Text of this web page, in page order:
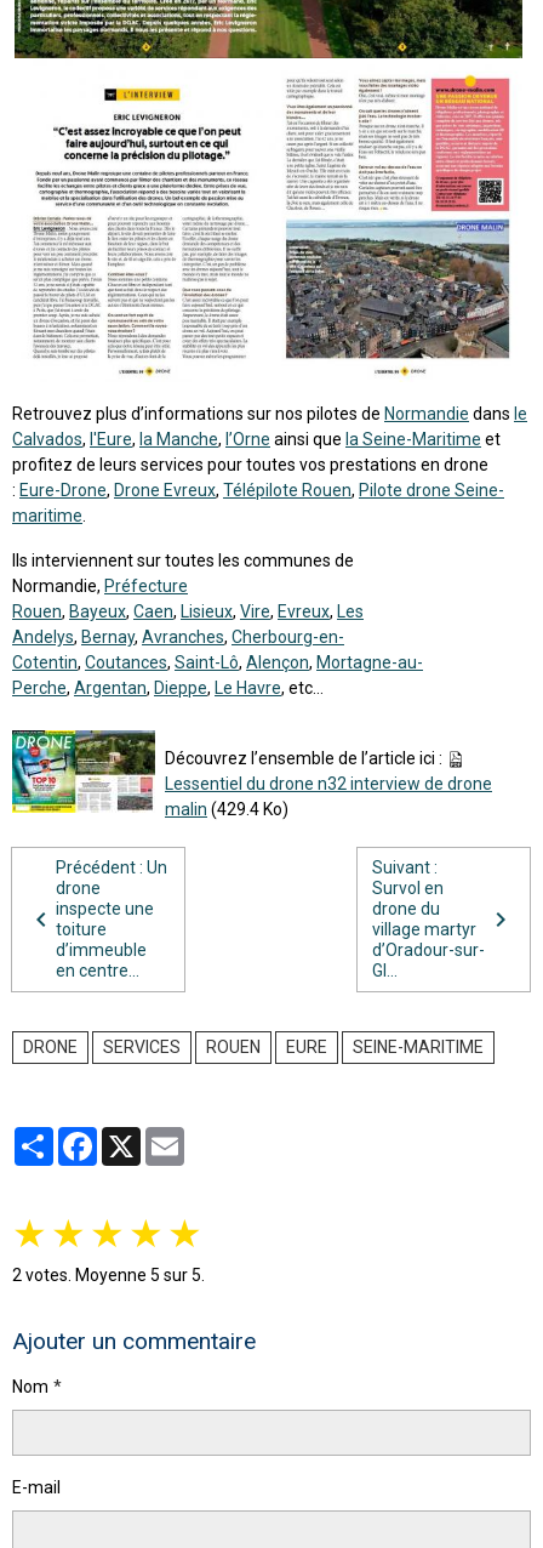
Retrouvez plus d’informations sur nos pilotes de Normandie dans le
Calvados, l'Eure, la Manche, l’Orne ainsi que la Seine-Maritime et
profitez de leurs services pour toutes vos prestations en drone
: Eure-Drone, Drone Evreux, Télépilote Rouen, Pilote drone Seine-
maritime
Ils interviennent sur toutes les communes de
Normandie, Préfecture
Rouen, Bayeux, Caen, Lisieux, Vire, Evreux, Les
Andelys, Bernay, Avranches, Cherbourg-en-
Cotentin, Coutances, Saint-Lô, Alençon, Mortagne-au-
Perche, Argentan, Dieppe, Le Havre, etc...
Découvrez l’ensemble de l’article ici :
Lessentiel du drone n32 interview de drone
malin (429.4 Ko)
Précédent : Un
drone
inspecte une
toiture
d’immeuble
en centre...
Suivant :
Survol en
drone du
village martyr
d’Oradour-sur-
Gl...
DRONE SERVICES ROUEN EURE SEINE-MARITIME
PartagerFacebook
X
★★★★★
2 votes. Moyenne 5 sur 5.
Ajouter un commentaire
Nom
E-mail